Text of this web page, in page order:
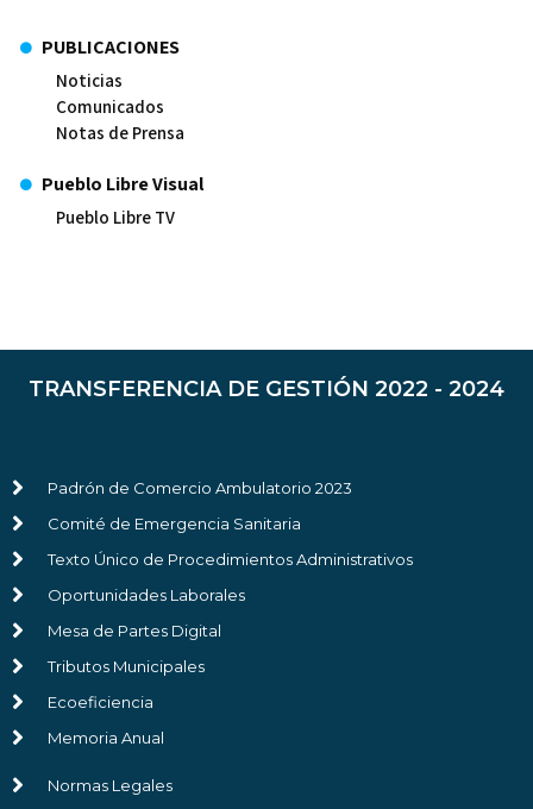
PUBLICACIONES
Noticias
Comunicados
Notas de Prensa
Pueblo Libre Visual
Pueblo Libre TV
TRANSFERENCIA DE GESTIÓN 2022 - 2024
Padrón de Comercio Ambulatorio 2023
Comité de Emergencia Sanitaria
Texto Único de Procedimientos Administrativos
Oportunidades Laborales
Mesa de Partes Digital
Tributos Municipales
Ecoeficiencia
Memoria Anual
Normas Legales